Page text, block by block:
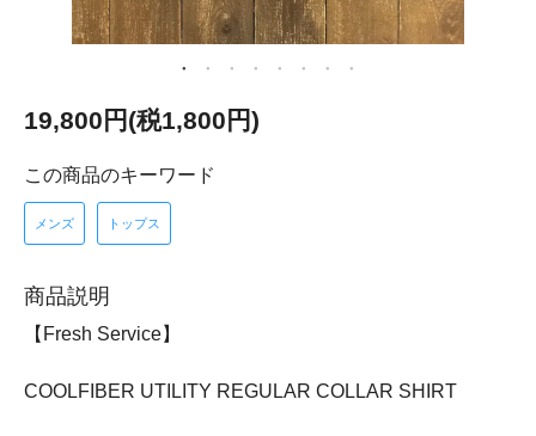
19,800円(税1,800円)
この商品のキーワード
メンズ トップス
商品説明
【Fresh Service】
COOLFIBER UTILITY REGULAR COLLAR SHIRT